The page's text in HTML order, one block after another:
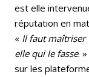
est elle
réputation en
« Il faut maîtriser
elle qui le fasse.
sur les